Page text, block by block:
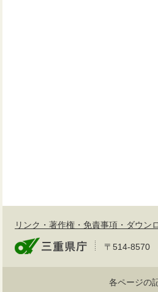
リンク・著作権・免責事項・ダウン
〒514-8570
各ページの